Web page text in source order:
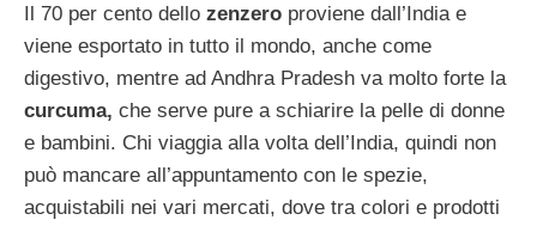
Il 70 per cento dello zenzero proviene dall’India e
viene esportato in tutto il mondo, anche come
digestivo, mentre ad Andhra Pradesh va molto forte la
curcuma, che serve pure a schiarire la pelle di donne
e bambini. Chi viaggia alla volta dell’India, quindi non
può mancare all’appuntamento con le spezie,
acquistabili nei vari mercati, dove tra colori e prodotti